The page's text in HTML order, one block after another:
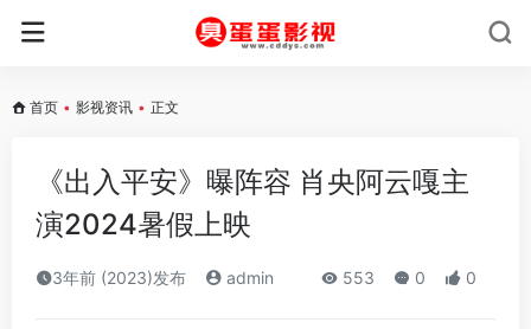
首页 • 影视资讯 • 正文
《出入平安》曝阵容 肖央阿云嘎主
演2024暑假上映
3年前 (2023)发布 admin 553 0 0